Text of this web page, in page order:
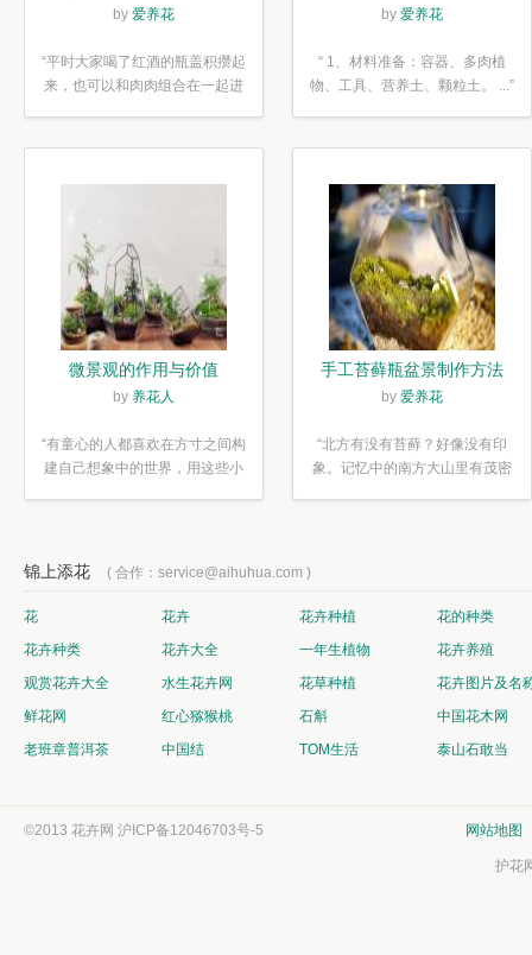
木塞diy多肉植物盆栽
by 爱养花
“平时大家喝了红酒的瓶盖积攒起
来，也可以和肉肉组合在一起进
简单6步
by 爱养花
“ 1、材料准备：容器、多肉植
物、工具、营养土、颗粒土。 ...”
微景观的作用与价值
by 养花人
“有童心的人都喜欢在方寸之间构
建自己想象中的世界，用这些小
手工苔藓瓶盆景制作方法
by 爱养花
“北方有没有苔藓？好像没有印
象。记忆中的南方大山里有茂密
锦上添花 ( 合作：service@aihuhua.com )
花 花卉 花卉种植
花的种类
花卉种类
花卉大全 一年生植物
花卉养殖
观赏花卉大全
水生花卉网 花草种植
花卉图片及名
鲜花网
红心猕猴桃 石斛
中国花木网
老班章普洱茶
中国结 TOM生活 泰山石敢当
©2013 花卉网 沪ICP备12046703号-5 网站地图
护花